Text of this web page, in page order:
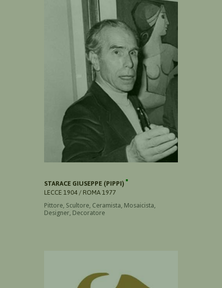
STARACE GIUSEPPE (PIPPI)
LECCE 1904 / ROMA 1977
Pittore, Scultore, Ceramista, Mosaicista,
Designer, Decoratore